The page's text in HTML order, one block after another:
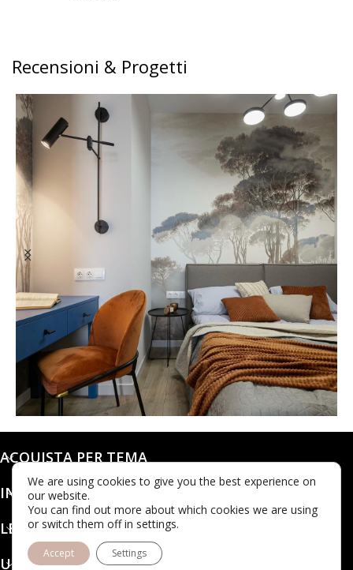
Recensioni & Progetti
@dashaleo_
ACQUISTA PER TEMA
INFO
LEGALE
UBICAZIONE
We are using cookies to give you the best experience on
our website.
You can find out more about which cookies we are using
or switch them off in settings.
Accept Settings